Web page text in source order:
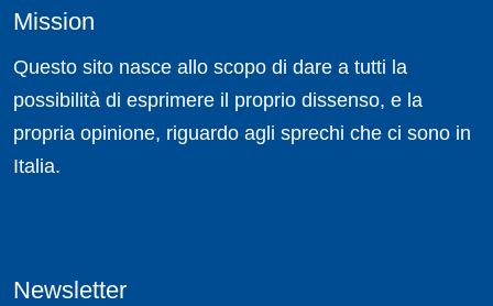
Mission
Questo sito nasce allo scopo di dare a tutti la
possibilità di esprimere il proprio dissenso, e la
propria opinione, riguardo agli sprechi che ci sono in
Italia.
Newsletter